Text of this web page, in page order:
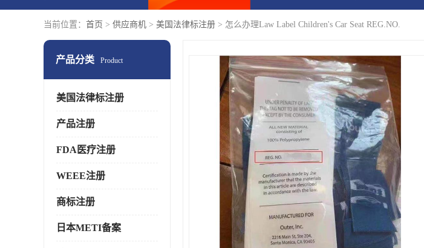
当前位置： 首页 > 供应商机 > 美国法律标注册 > 怎么办理Law Label Children's Car Seat REG.NO.
产品分类 Product
美国法律标注册
产品注册
FDA医疗注册
WEEE注册
商标注册
日本METI备案